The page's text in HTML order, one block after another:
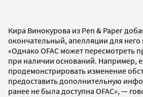
Кира Винокурова из Pen & Paper
окончательный, апелляции для него
«Однако OFAC может пересмотреть
при наличии оснований. Например,
продемонстрировать изменение
предоставить дополнительную
ранее не была доступна OFAC», —